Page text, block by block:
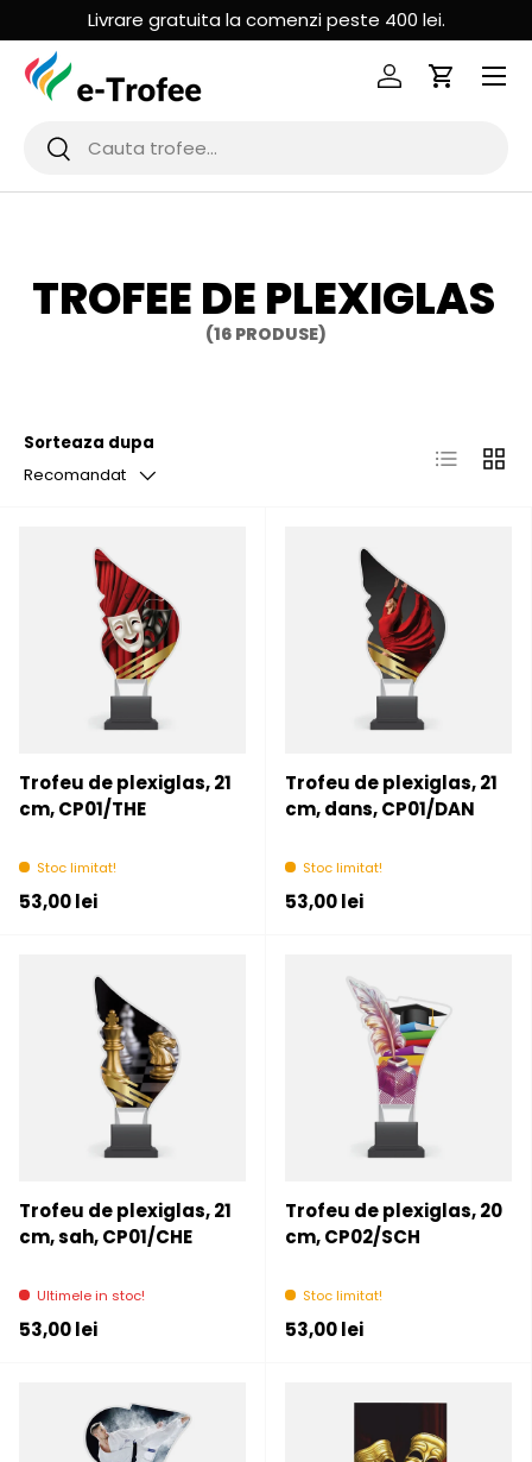
MERGI LA CONTINUT
Livrare gratuita la comenzi peste 400 lei.
Cauta
Cauta
Logheaza-te
Cos de
TROFEE DE PLEXIGLAS
(16 PRODUSE)
Sorteaza dupa
Recomandat
Lista Grila
Trofeu de plexiglas, 21
cm, CP01/THE
Stoc limitat!
Pret initial
53,00 lei
Trofeu de plexiglas, 21
cm, dans, CP01/DAN
Stoc limitat!
Pret initial
53,00 lei
Trofeu de plexiglas, 21
cm, sah, CP01/CHE
Ultimele in stoc!
Pret initial
53,00 lei
Trofeu de plexiglas, 20
cm, CP02/SCH
Stoc limitat!
Pret initial
53,00 lei